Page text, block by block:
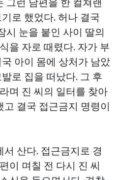
로 했었다. 허나 결국
시 눈을 붙인 사이 딸의
을 자로 때렸다. 자가 부
아이 몸에 상처가 남았
로 집을 떠났다. 그 후
며 진 씨의 일터를 찾아
결국 접근금지 명령이
산다. 접근금지로 경
이 며칠 전 다시 진 씨